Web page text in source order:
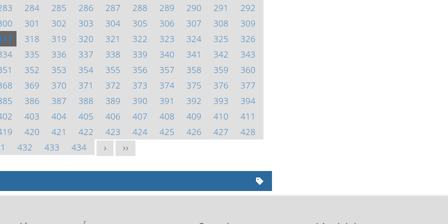
284 285 286 287 288 289 290 291
292
301 302 303 304 305 306 307 308
309
318 319 320 321 322 323 324 325
326
335 336 337 338 339 340 341 342
343
352 353 354 355 356 357 358 359
360
369 370 371 372 373 374 375 376
377
386 387 388 389 390 391 392 393
394
403 404 405 406 407 408 409 410
411
420 421 422 423 424 425 426 427
428
432 433 434 > >>